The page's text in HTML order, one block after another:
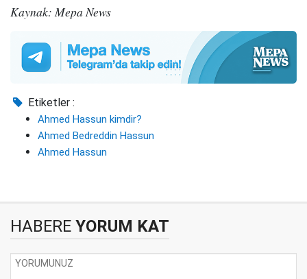
Kaynak: Mepa News
Etiketler :
Ahmed Hassun kimdir?
Ahmed Bedreddin Hassun
Ahmed Hassun
HABERE YORUM KAT